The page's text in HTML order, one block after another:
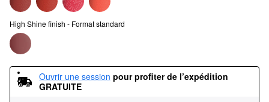
High Shine finish - Format standard
Ouvrir une session pour profiter de l’expédition
GRATUITE